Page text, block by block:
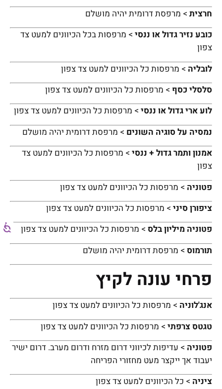
חרצית > מרפסת דרומית יהיה מושלם
כובע נזיר גדול או ננסי > מרפסות בכל הכיוונים למעט צד
צפון
לובליה > מרפסות כל הכיוונים למעט צד צפון
סלסלי כסף > מרפסות כל הכיוונים למעט צד צפון
לוע ארי גדול או ננסי > מרפסות כל הכיוונים למעט צד צפון
נמסיה על סוגיה השונים > מרפסת דרומית יהיה מושלם
אמנון ותמר גדול + ננסי > מרפסות כל הכיוונים למעט צד
צפון
פטוניה > מרפסות כל הכיוונים למעט צד צפון
ציפורן סיני > מרפסות כל הכיוונים למעט צד צפון
פטוניה מיליון בלס > מרפסות כל הכיוונים למעט צד צפון
תורמוס > מרפסת דרומית יהיה מושלם
פרחי עונה לקיץ
אנג'לוניה > מרפסות כל הכיוונים למעט צד צפון
טגטס צרפתי > מרפסות כל הכיוונים למעט צד צפון
פטוניה > עדיפות לכיווני דרום מזרח ודרום מערב. דרום ישיר
יעבוד אך ייקצר מעט מחזורי הפריחה
ציניה > כל הכיוונים למעט צד צפון